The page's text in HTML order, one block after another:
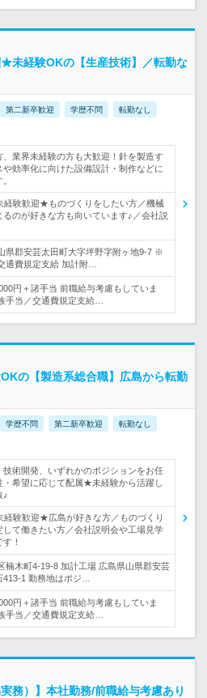
未経験OKの【生産技術】／転勤な
第二新卒歓迎 学歴不問 転勤なし
、業界未経験の方も大歓迎！針を製造す
や効率化に向けた設備設計・制作などに
経験歓迎★ものづくりをしたい方／機械
のが好きな方も向いています♪／会社説
県郡安芸太田町大字坪野字附ヶ地9-7 ※
費規定支給 加計附…
円＋諸手当 前職給与考慮もしていま
手当／交通費規定支給…
の【製造系総合職】広島から転勤
学歴不問 第二新卒歓迎 転勤なし
術開発、いずれかのポジションをお任
希望に応じて配属★未経験から活躍し
♪
験歓迎★広島が好きな方／ものづくり
して働きたい方／会社説明会や工場見学
！
楠木町4-19-8 加計工場 広島県山県郡安芸
1 勤務地はポジ…
円＋諸手当 前職給与考慮もしていま
手当／交通費規定支給…
務）】本社勤務/前職給与考慮あり